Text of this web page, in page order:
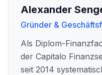
Alexander
Gründer &
Als Diplom-
der Capitalo
seit 2014